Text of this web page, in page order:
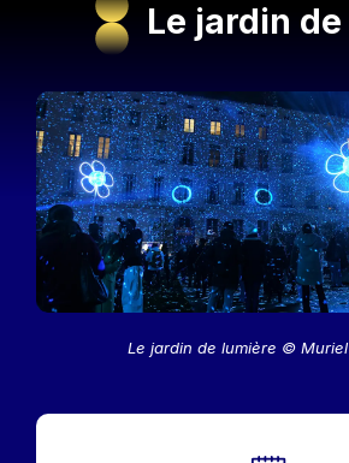
Le jardin
Image
Le jardin de lumière ©